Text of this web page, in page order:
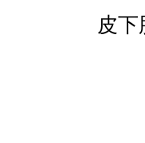
皮下